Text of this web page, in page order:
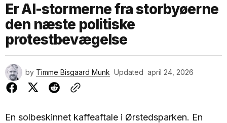
Er AI-stormerne fra storbyøerne
den næste politiske
protestbevægelse
by Timme Bisgaard Munk Updated april 24, 2026
En solbeskinnet kaffeaftale i Ørstedsparken. En